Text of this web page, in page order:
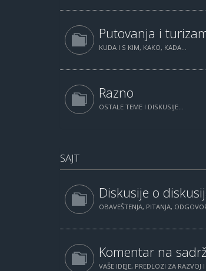
Putovanja i
KUDA I S KIM, KAKO, KADA...
Razno
OSTALE TEME I DISKUSIJE...
SAJT
Diskusije o
OBAVEŠTENJA, PITANJA,
Komentar na
VAŠE IDEJE, PREDLOZI ZA RAZVOJ I